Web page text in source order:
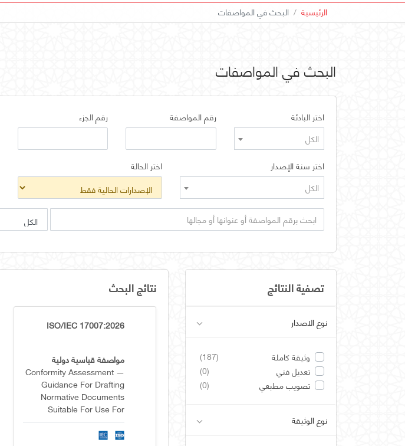
الرئيسية البحث في المواصفات
البحث في المواصفات
اختر البادئة
الكل
رقم المواصفة رقم الجزء
اختر سنة الإصدار
الكل
اختر الحالة
تصفية النتائج
نوع الاصدار
وثيقة كاملة
(187)
تعديل فني
(0)
تصويب مطبعي
(0)
نوع الوثيقة
نتائج البحث
ISO/IEC 17007:2026
مواصفة قياسية دولية
Conformity Assessment —
Guidance For Drafting
Normative Documents
Suitable For Use For